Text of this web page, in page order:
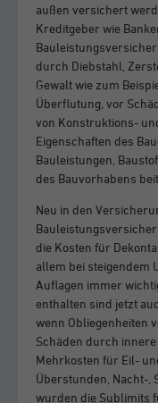
außen versichert
Kreditgeber wie
durch Diebstahl,
Gewalt wie zum
Überflutung, vor
von Konstruktions-
Eigenschaften des
Bauleistungen,
des Bauvorhabens
Neu in den
die Kosten für
allem bei steigendem
Auflagen immer
enthalten sind jetzt
wenn Obliegenheiten
Schäden durch
Mehrkosten für Eil-
Überstunden, Nacht-,
wurden die Sublimits